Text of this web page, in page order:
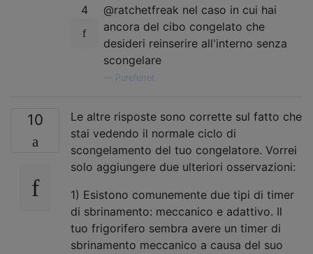
4
@ratchetfreak nel caso in cui hai
ancora del cibo congelato che
desideri reinserire all'interno senza
scongelare
Pureferret
10
Le altre risposte sono corrette sul fatto che
stai vedendo il normale ciclo di
scongelamento del tuo congelatore. Vorrei
solo aggiungere due ulteriori osservazioni:
1) Esistono comunemente due tipi di timer
di sbrinamento: meccanico e adattivo. Il
tuo frigorifero sembra avere un timer di
sbrinamento meccanico a causa del suo